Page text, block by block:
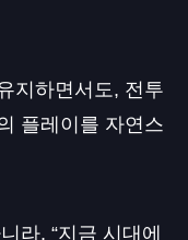
지하면서도, 전투
플레이를 자연스
라, “지금 시대에